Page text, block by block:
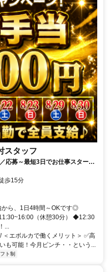
スタッフ
応募～最短3日でお仕事スタート
徒歩15分
から、1日4時間～OKです◎
（休憩30分） ◆12:30
＜エボルカで働くメリット＞ ✅高
も可能！今月ピンチ・・という...
ト制